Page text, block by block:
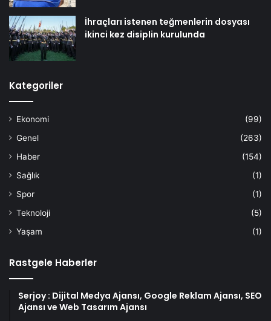
İhraçları istenen teğmenlerin dosyası
ikinci kez disiplin kurulunda
Kategoriler
Ekonomi
(99)
Genel
(263)
Haber
(154)
Sağlık
(1)
Spor
(1)
Teknoloji
(5)
Yaşam
(1)
Rastgele Haberler
Serjoy : Dijital Medya Ajansı, Google Reklam Ajansı, SEO
Ajansı ve Web Tasarım Ajansı